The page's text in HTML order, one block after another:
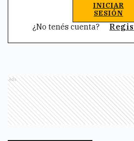
INICIAR
SESIÓN
¿No tenés cuenta?
Ads